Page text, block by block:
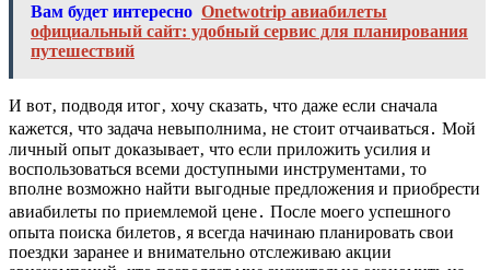
Вам будет интересно Onetwotrip авиабилеты
официальный сайт: удобный сервис для планирования
путешествий
И вот‚ подводя итог‚ хочу сказать‚ что даже если сначала
кажется‚ что задача невыполнима‚ не стоит отчаиваться․ Мой
личный опыт доказывает‚ что если приложить усилия и
воспользоваться всеми доступными инструментами‚ то
вполне возможно найти выгодные предложения и приобрести
авиабилеты по приемлемой цене․ После моего успешного
опыта поиска билетов‚ я всегда начинаю планировать свои
поездки заранее и внимательно отслеживаю акции